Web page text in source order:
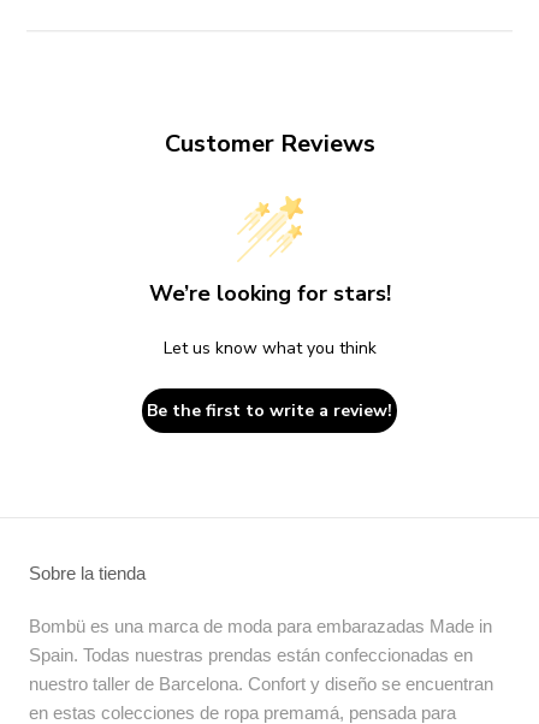
Customer Reviews
We’re looking for stars!
Let us know what you think
Be the first to write a review!
Sobre la tienda
Bombü es una marca de moda para embarazadas Made in
Spain. Todas nuestras prendas están confeccionadas en
nuestro taller de Barcelona. Confort y diseño se encuentran
en estas colecciones de ropa premamá, pensada para